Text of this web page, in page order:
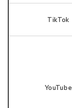
TikTok
YouTube